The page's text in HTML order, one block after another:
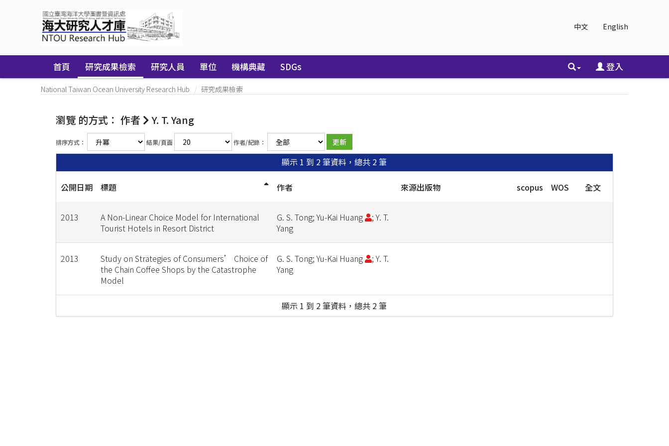
中文 English
首頁 研究成果檢索 研究人員 單位 機構典藏 SDGs 登入
National Taiwan Ocean University Research Hub 研究成果檢索
瀏覽 的方式： 作者 Y. T. Yang
排序方式： 結果/頁面 作者/紀錄：
顯示 1 到 2 筆資料，總共 2 筆
公開日期 標題 作者 來源出版物 scopus WOS 全文
2013
A Non-Linear Choice Model for International
Tourist Hotels in Resort District
G. S. Tong; Yu-Kai Huang
; Y. T.
Yang
2013
Study on Strategies of Consumers’ Choice of
the Chain Coffee Shops by the Catastrophe
Model
G. S. Tong; Yu-Kai Huang
; Y. T.
Yang
顯示 1 到 2 筆資料，總共 2 筆